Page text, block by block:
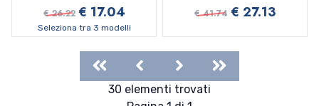
€ 26.22 € 17.04
Seleziona tra 3 modelli
€ 41.74 € 27.13
FirstPrevious
30 elementi trovati
NextLast